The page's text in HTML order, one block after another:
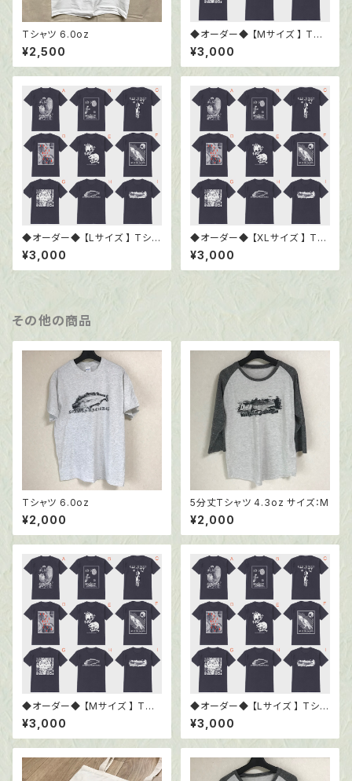
Tシャツ 6.0oz
¥2,500
◆オーダー◆ 【Mサイズ 】 Tシ
ャツ6.0oz ブラック
¥3,000
◆オーダー◆ 【Lサイズ 】 Tシャ
ツ6.0oz ブラック
¥3,000
◆オーダー◆ 【XLサイズ 】 Tシ
ャツ6.0oz ブラック
¥3,000
その他の商品
Tシャツ 6.0oz
¥2,000
5分丈Tシャツ 4.3oz サイズ：M
¥2,000
◆オーダー◆ 【Mサイズ 】 Tシ
ャツ6.0oz ブラック
¥3,000
◆オーダー◆ 【Lサイズ 】 Tシャ
ツ6.0oz ブラック
¥3,000